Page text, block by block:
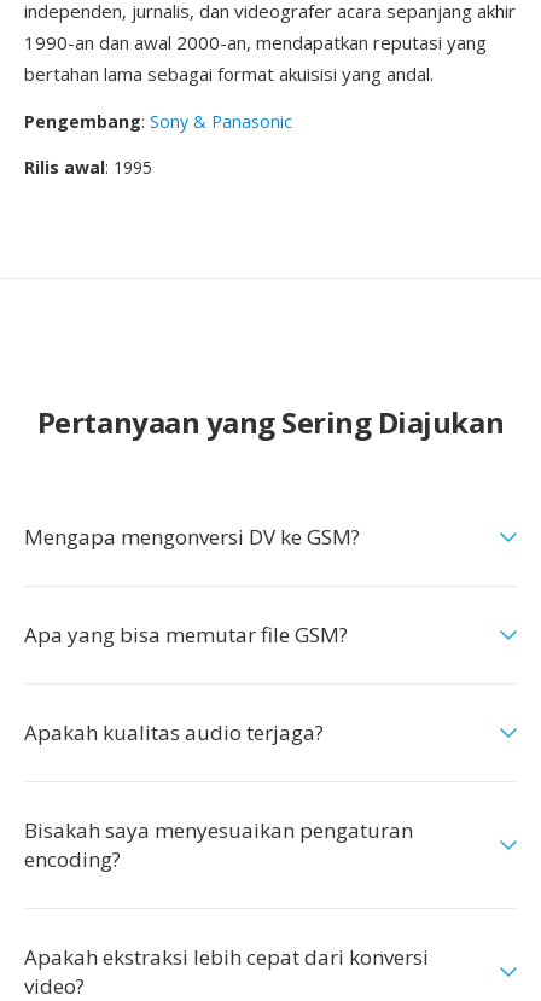
independen, jurnalis, dan videografer acara sepanjang akhir
1990-an dan awal 2000-an, mendapatkan reputasi yang
bertahan lama sebagai format akuisisi yang andal.
Pengembang: Sony & Panasonic
Rilis awal: 1995
Pertanyaan yang Sering Diajukan
Mengapa mengonversi DV ke GSM?
Apa yang bisa memutar file GSM?
Apakah kualitas audio terjaga?
Bisakah saya menyesuaikan pengaturan
encoding?
Apakah ekstraksi lebih cepat dari konversi
video?